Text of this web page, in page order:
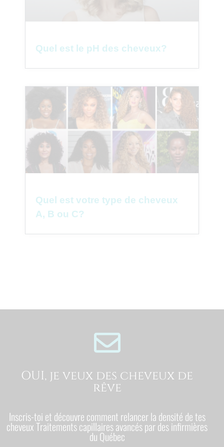
Quel est le pH des cheveux?
Quel est votre type de cheveux
A, B ou C?
OUI, je veux des cheveux de
rêve
Inscris-toi et découvre comment relancer la densité de tes
cheveux Traitements capillaires avancés par des infirmières
du Québec